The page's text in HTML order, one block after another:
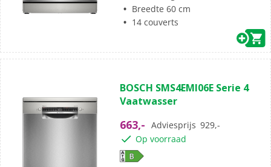
Breedte 60 cm
14 couverts
BOSCH SMS4EMI06E Serie 4
Vaatwasser
663,- Adviesprijs 929,-
Op voorraad